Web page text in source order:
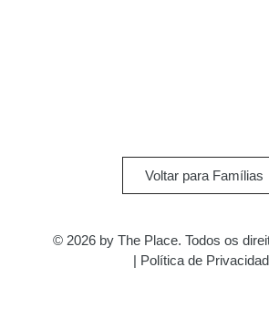
Voltar para Famílias
© 2026 by The Place. Todos os
| Política de